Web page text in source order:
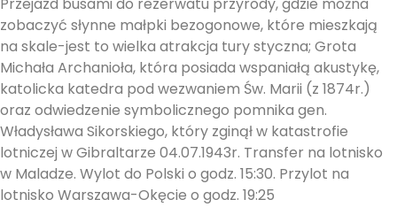
zobaczyć słynne małpki bezogonowe, które mieszkają
na skale-jest to wielka atrakcja tury styczna; Grota
Michała Archanioła, która posiada wspaniałą akustykę,
katolicka katedra pod wezwaniem Św. Marii (z 1874r.)
oraz odwiedzenie symbolicznego pomnika gen.
Władysława Sikorskiego, który zginął w katastrofie
lotniczej w Gibraltarze 04.07.1943r. Transfer na lotnisko
w Maladze. Wylot do Polski o godz. 15:30. Przylot na
lotnisko Warszawa-Okęcie o godz. 19:25